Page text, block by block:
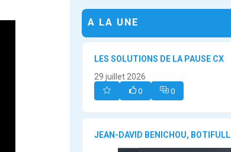
A LA UNE
LES SOLUTIONS DE LA PAUSE CX
29 juillet 2026
0 0
JEAN-DAVID BENICHOU, BOTIFULL